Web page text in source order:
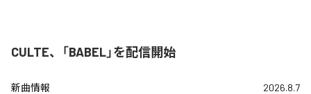
CULTE、「BABEL」を配信開始
新曲情報 2026.8.7